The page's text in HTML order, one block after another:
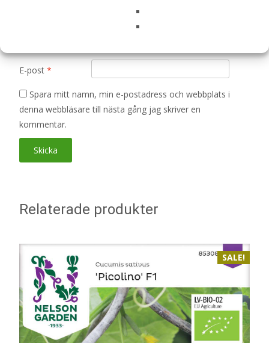
E-post *
Spara mitt namn, min e-postadress och webbplats i
denna webbläsare till nästa gång jag skriver en
kommentar.
Relaterade produkter
SALE!